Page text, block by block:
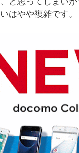
はやや複雑です。